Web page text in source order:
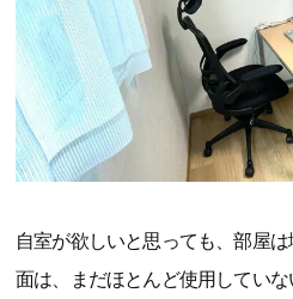
自室が欲しいと思っても、部屋
面は、まだほとんど使用してい